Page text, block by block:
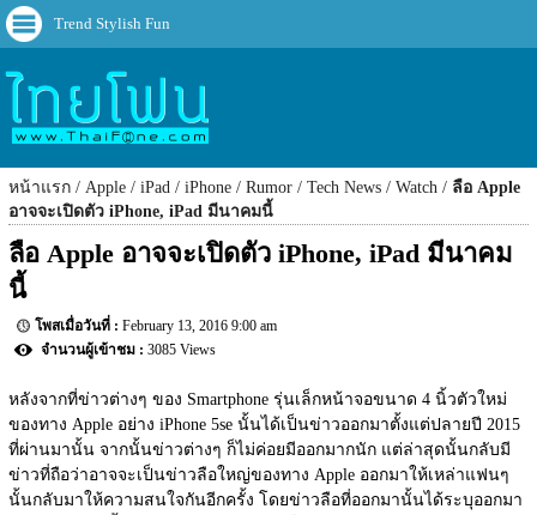
Trend Stylish Fun
หน้าแรก Apple iPad iPhone Rumor Tech News Watch
ลือ Apple
อาจจะเปิดตัว iPhone, iPad มีนาคมนี้
ลือ Apple อาจจะเปิดตัว iPhone, iPad มีนาคม
นี้
February 13, 2016 9:00 am
3085 Views
หลังจากที่ข่าวต่างๆ ของ Smartphone รุ่นเล็กหน้าจอขนาด 4 นิ้วตัวใหม่
ของทาง Apple อย่าง iPhone 5se นั้นได้เป็นข่าวออกมาตั้งแต่ปลายปี 2015
ที่ผ่านมานั้น จากนั้นข่าวต่างๆ ก็ไม่ค่อยมีออกมากนัก แต่ล่าสุดนั้นกลับมี
ข่าวที่ถือว่าอาจจะเป็นข่าวลือใหญ่ของทาง Apple ออกมาให้เหล่าแฟนๆ
นั้นกลับมาให้ความสนใจกันอีกครั้ง โดยข่าวลือที่ออกมานั้นได้ระบุออกมา